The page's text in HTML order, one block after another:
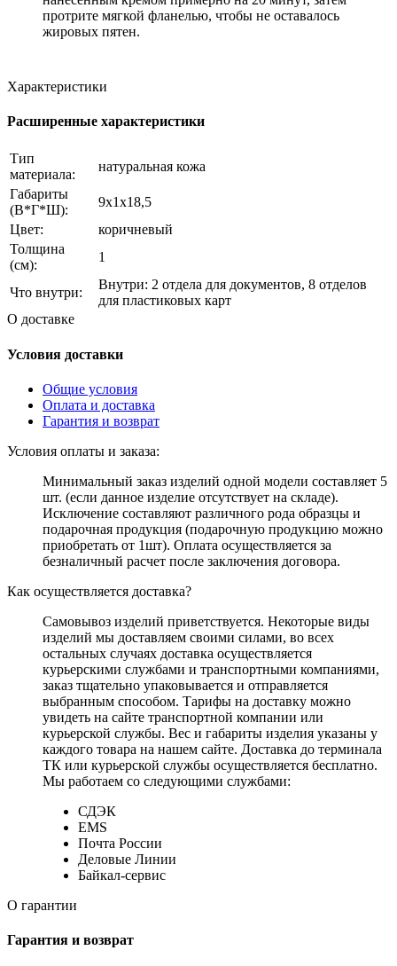
протрите мягкой фланелью, чтобы не оставалось
жировых пятен.
Характеристики
Расширенные характеристики
Тип
материала:
натуральная кожа
Габариты
(В*Г*Ш):
9x1x18,5
Цвет:
коричневый
Толщина
(см):
1
Что внутри:
Внутри: 2 отдела для документов, 8 отделов
для пластиковых карт
О доставке
Условия доставки
Общие условия
Оплата и доставка
Гарантия и возврат
Условия оплаты и заказа:
Минимальный заказ изделий одной модели составляет 5
шт. (если данное изделие отсутствует на складе).
Исключение составляют различного рода образцы и
подарочная продукция (подарочную продукцию можно
приобретать от 1шт). Оплата осуществляется за
безналичный расчет после заключения договора.
Как осуществляется доставка?
Самовывоз изделий приветствуется. Некоторые виды
изделий мы доставляем своими силами, во всех
остальных случаях доставка осуществляется
курьерскими службами и транспортными компаниями,
заказ тщательно упаковывается и отправляется
выбранным способом. Тарифы на доставку можно
увидеть на сайте транспортной компании или
курьерской службы. Вес и габариты изделия указаны у
каждого товара на нашем сайте. Доставка до терминала
ТК или курьерской службы осуществляется бесплатно.
Мы работаем со следующими службами:
СДЭК
EMS
Почта России
Деловые Линии
Байкал-сервис
О гарантии
Гарантия и возврат